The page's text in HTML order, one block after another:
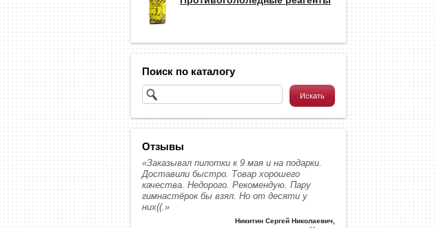
Поиск по каталогу
Отзывы
«Заказывал пилотки к 9 мая и на подарки.
Доставили быстро. Товар хорошего
качества. Недорого. Рекомендую. Пару
гимнастёрок бы взял. Но от десяти у
них((.»
Никитин Сергей Николаевич